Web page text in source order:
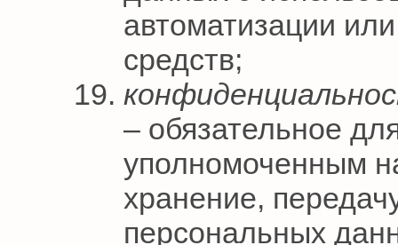
автоматизации
средств;
– обязательное
уполномоченным
хранение,
персональных